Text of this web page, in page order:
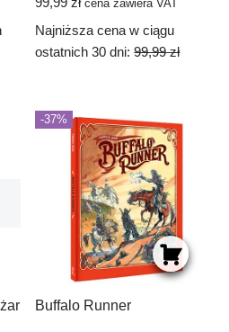
cena zawiera VAT
Najniższa cena w ciągu
ostatnich 30 dni:99,99 zł
-37%
Buffalo Runner